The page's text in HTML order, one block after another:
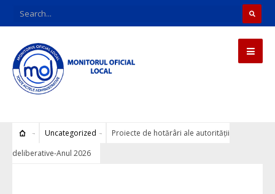
Uncategorized
Proiecte de hotărâri ale autorității
deliberative-Anul 2026